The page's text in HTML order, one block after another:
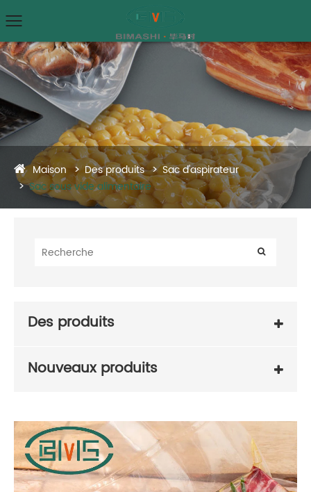
Maison Des produits
Sac d'aspirateur
Sac sous vide alimentaire
Des produits
Nouveaux produits